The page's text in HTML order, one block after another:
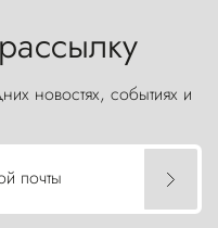
новостях, событиях и
почты